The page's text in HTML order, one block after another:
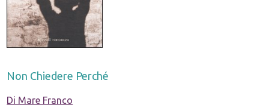
Non Chiedere Perché
Di Mare Franco